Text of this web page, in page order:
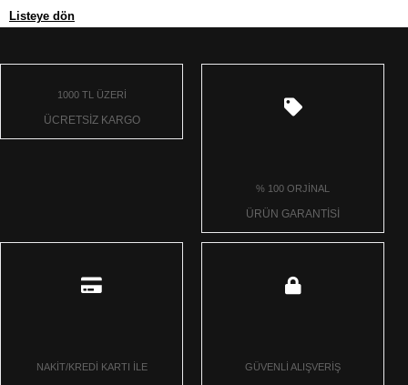
Listeye dön
1000 TL ÜZERİ
ÜCRETSİZ KARGO
% 100 ORJİNAL
ÜRÜN GARANTİSİ
NAKİT/KREDİ KARTI İLE GÜVENLİ ALIŞVERİŞ